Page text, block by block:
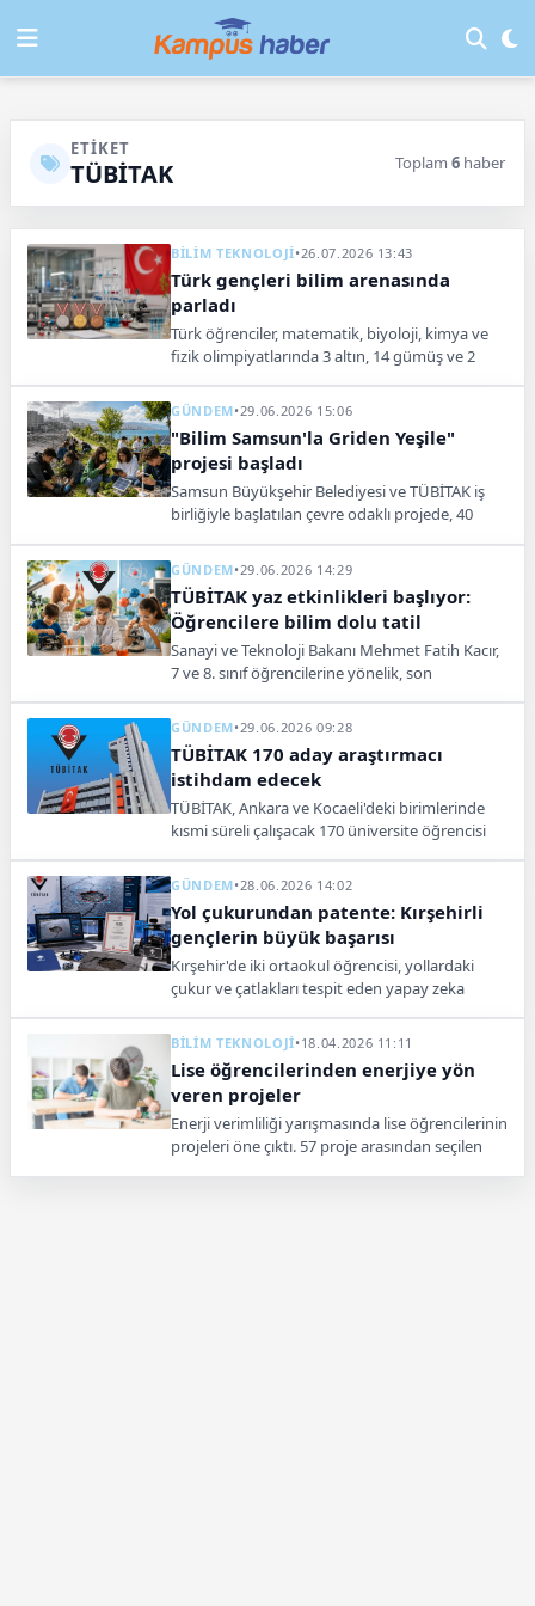
ETIKET
TÜBİTAK Toplam 6 haber
BİLİM TEKNOLOJİ•26.07.2026 13:43
Türk gençleri bilim arenasında
parladı
Türk öğrenciler, matematik, biyoloji, kimya ve
fizik olimpiyatlarında 3 altın, 14 gümüş ve 2
GÜNDEM•29.06.2026 15:06
"Bilim Samsun'la Griden Yeşile"
projesi başladı
Samsun Büyükşehir Belediyesi ve TÜBİTAK iş
birliğiyle başlatılan çevre odaklı projede, 40
keşfederek çevre bilinci kazanıyor.
GÜNDEM•29.06.2026 14:29
TÜBİTAK yaz etkinlikleri başlıyor:
Öğrencilere bilim dolu tatil
Sanayi ve Teknoloji Bakanı Mehmet Fatih Kacır,
7 ve 8. sınıf öğrencilerine yönelik, son
Akademisi ve yaz dönemi bilim etkinliklerini
duyurdu.
GÜNDEM•29.06.2026 09:28
TÜBİTAK 170 aday araştırmacı
istihdam edecek
TÜBİTAK, Ankara ve Kocaeli'deki birimlerinde
kısmi süreli çalışacak 170 üniversite öğrencisi
Temmuz'a kadar süreceğini açıkladı.
GÜNDEM•28.06.2026 14:02
Yol çukurundan patente: Kırşehirli
gençlerin büyük başarısı
Kırşehir'de iki ortaokul öğrencisi, yollardaki
çukur ve çatlakları tespit eden yapay zeka
TÜBİTAK Türkiye ikinciliği ve patent desteği
BİLİM TEKNOLOJİ•18.04.2026 11:11
Lise öğrencilerinden enerjiye yön
veren projeler
Enerji verimliliği yarışmasında lise öğrencilerinin
projeleri öne çıktı. 57 proje arasından seçilen